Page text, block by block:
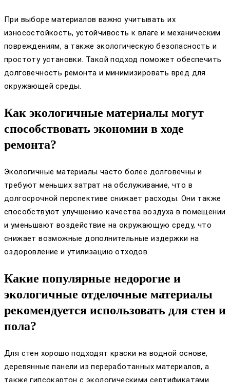
При выборе материалов важно учитывать их
износостойкость, устойчивость к влаге и механическим
повреждениям, а также экологическую безопасность и
простоту установки. Такой подход поможет обеспечить
долговечность ремонта и минимизировать вред для
окружающей среды.
Как экологичные материалы могут
способствовать экономии в ходе
ремонта?
Экологичные материалы часто более долговечны и
требуют меньших затрат на обслуживание, что в
долгосрочной перспективе снижает расходы. Они также
способствуют улучшению качества воздуха в помещении
и уменьшают воздействие на окружающую среду, что
снижает возможные дополнительные издержки на
оздоровление и утилизацию отходов.
Какие популярные недорогие и
экологичные отделочные материалы
рекомендуется использовать для стен и
пола?
Для стен хорошо подходят краски на водной основе,
деревянные панели из переработанных материалов, а